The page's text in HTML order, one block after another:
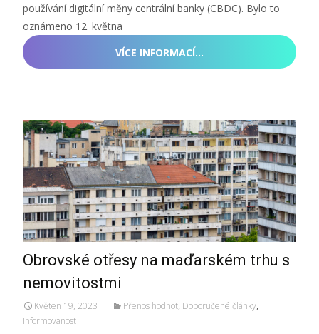
používání digitální měny centrální banky (CBDC). Bylo to
oznámeno 12. května
VÍCE INFORMACÍ…
Obrovské otřesy na maďarském trhu s
nemovitostmi
Květen 19, 2023 Přenos hodnot, Doporučené články,
Informovanost